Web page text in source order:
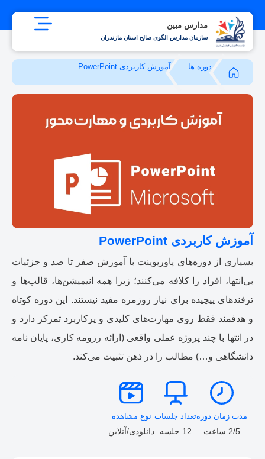
مدارس مبین
سازمان مدارس الگوی صالح استان مازندران
دوره ها آموزش کاربردی PowerPoint
آموزش کاربردی PowerPoint
بسیاری از دوره‌های پاورپوینت با آموزش صفر تا صد و جزئیات
بی‌انتها، افراد را کلافه می‌کنند؛ زیرا همه انیمیشن‌ها، قالب‌ها و
ترفندهای پیچیده برای نیاز روزمره مفید نیستند. این دوره کوتاه
و هدفمند فقط روی مهارت‌های کلیدی و پرکاربرد تمرکز دارد و
در انتها با چند پروژه عملی واقعی (ارائه رزومه کاری، پایان نامه
دانشگاهی و…) مطالب را در ذهن تثبیت می‌کند.
مدت زمان دوره
2/5 ساعت
تعداد جلسات
12 جلسه
نوع مشاهده
دانلودی/آنلاین